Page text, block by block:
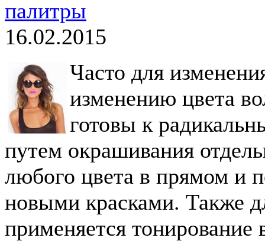
палитры
16.02.2015
Часто для
изменению цвета
готовы к
путем окрашивания
любого цвета в прямом и
новыми красками. Также
применяется тонирование